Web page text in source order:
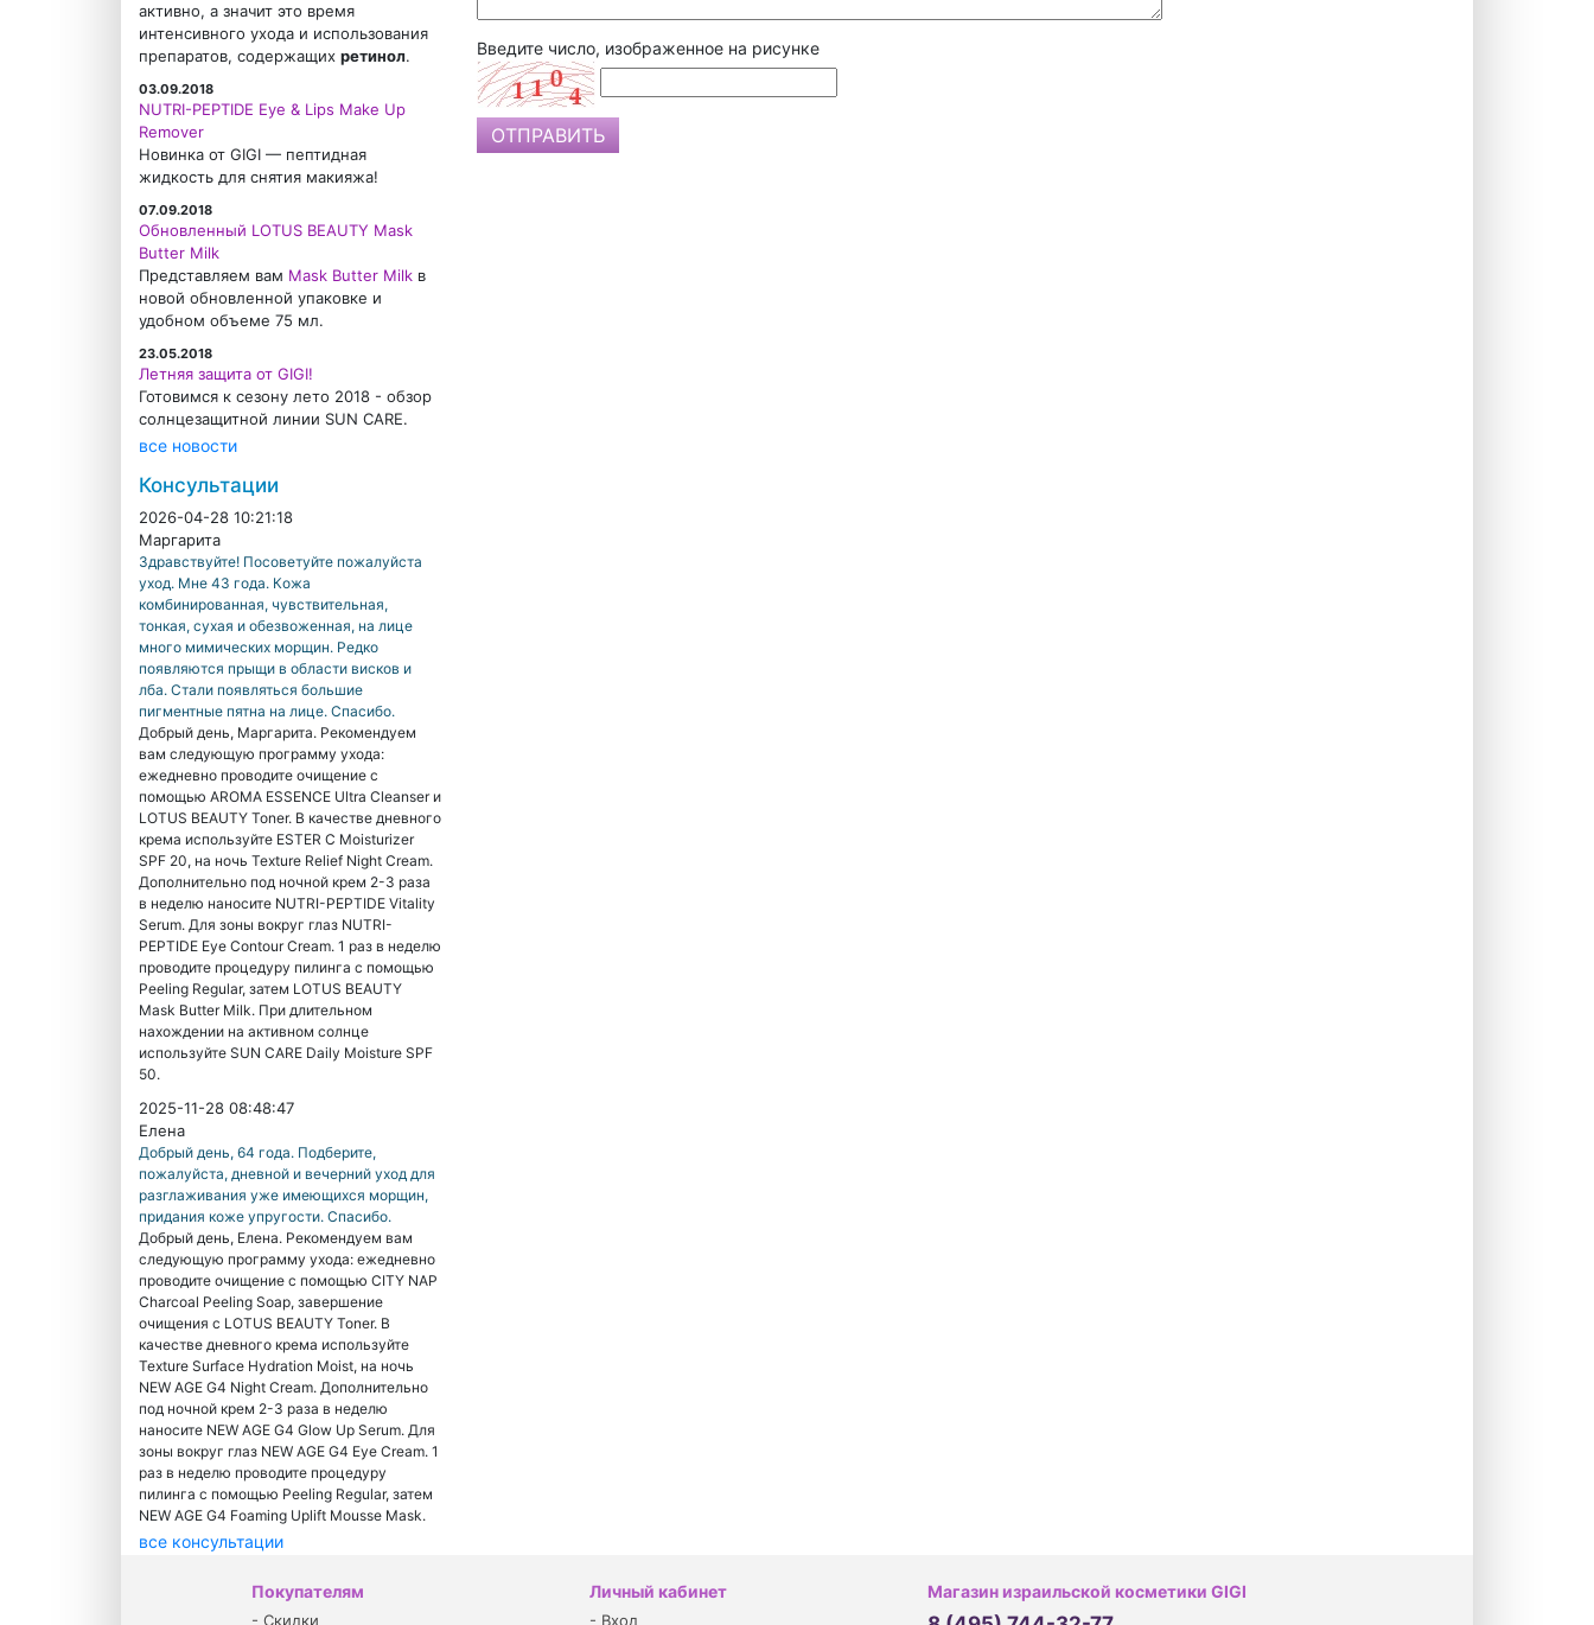
активно, а значит это время
интенсивного ухода и использования
препаратов, содержащих ретинол.
03.09.2018
NUTRI-PEPTIDE Eye & Lips Make Up
Remover
Новинка от GIGI — пептидная
жидкость для снятия макияжа!
07.09.2018
Обновленный LOTUS BEAUTY Mask
Butter Milk
Представляем вам Mask Butter Milk в
новой обновленной упаковке и
удобном объеме 75 мл.
23.05.2018
Летняя защита от GIGI!
Готовимся к сезону лето 2018 - обзор
солнцезащитной линии SUN CARE.
все новости
Консультации
2026-04-28 10:21:18
Маргарита
Здравствуйте! Посоветуйте пожалуйста
уход. Мне 43 года. Кожа
комбинированная, чувствительная,
тонкая, сухая и обезвоженная, на лице
много мимических морщин. Редко
появляются прыщи в области висков и
лба. Стали появляться большие
пигментные пятна на лице. Спасибо.
Добрый день, Маргарита. Рекомендуем
вам следующую программу ухода:
ежедневно проводите очищение с
помощью AROMA ESSENCE Ultra Cleanser и
LOTUS BEAUTY Toner. В качестве дневного
крема используйте ESTER C Moisturizer
SPF 20, на ночь Texture Relief Night Cream.
Дополнительно под ночной крем 2-3 раза
в неделю наносите NUTRI-PEPTIDE Vitality
Serum. Для зоны вокруг глаз NUTRI-
PEPTIDE Eye Contour Cream. 1 раз в неделю
проводите процедуру пилинга с помощью
Peeling Regular, затем LOTUS BEAUTY
Mask Butter Milk. При длительном
нахождении на активном солнце
используйте SUN CARE Daily Moisture SPF
50.
2025-11-28 08:48:47
Елена
Добрый день, 64 года. Подберите,
пожалуйста, дневной и вечерний уход для
разглаживания уже имеющихся морщин,
придания коже упругости. Спасибо.
Добрый день, Елена. Рекомендуем вам
следующую программу ухода: ежедневно
проводите очищение с помощью CITY NAP
Charcoal Peeling Soap, завершение
очищения с LOTUS BEAUTY Toner. В
качестве дневного крема используйте
Texture Surface Hydration Moist, на ночь
NEW AGE G4 Night Cream. Дополнительно
под ночной крем 2-3 раза в неделю
наносите NEW AGE G4 Glow Up Serum. Для
зоны вокруг глаз NEW AGE G4 Eye Cream. 1
раз в неделю проводите процедуру
пилинга с помощью Peeling Regular, затем
NEW AGE G4 Foaming Uplift Mousse Mask.
все консультации
Введите число, изображенное на рисунке
Покупателям
- Скидки
Личный кабинет
- Вход
Магазин израильской косметики GIGI